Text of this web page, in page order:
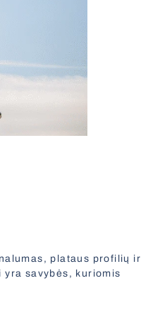
plataus profilių ir
savybės, kuriomis